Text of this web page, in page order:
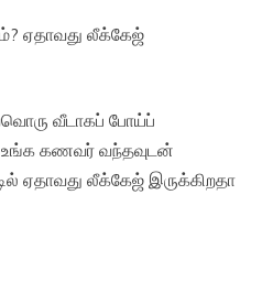
ஏதாவது லீக்கேஜ்
வீடாகப் போய்ப்
உங்க கணவர் வந்தவுடன்
ஏதாவது லீக்கேஜ் இருக்கிறதா